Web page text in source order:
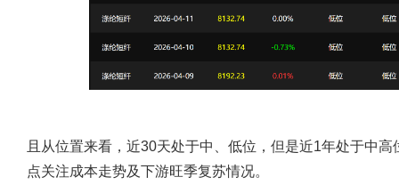
且从位置来看，近30天处于中、低位，但是近1年处于中
点关注成本走势及下游旺季复苏情况。